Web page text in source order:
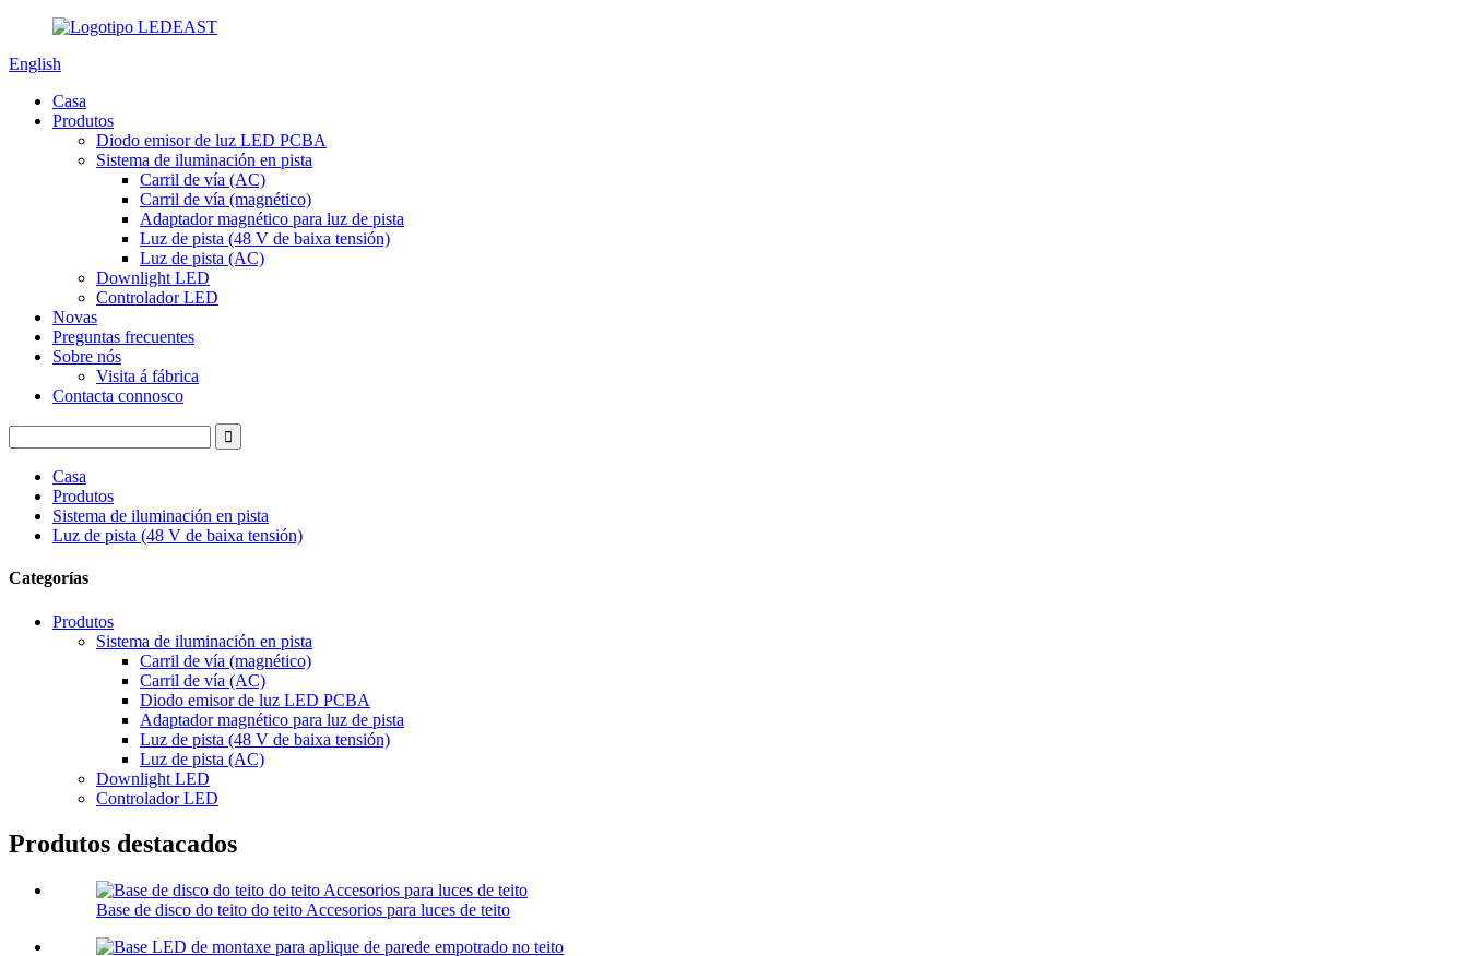
English
Casa
Produtos
Diodo emisor de luz LED PCBA
Sistema de iluminación en pista
Carril de vía (AC)
Carril de vía (magnético)
Adaptador magnético para luz de pista
Luz de pista (48 V de baixa tensión)
Luz de pista (AC)
Downlight LED
Controlador LED
Novas
Preguntas frecuentes
Sobre nós
Visita á fábrica
Contacta connosco
Casa
Produtos
Sistema de iluminación en pista
Luz de pista (48 V de baixa tensión)
Categorías
Produtos
Sistema de iluminación en pista
Carril de vía (magnético)
Carril de vía (AC)
Diodo emisor de luz LED PCBA
Adaptador magnético para luz de pista
Luz de pista (48 V de baixa tensión)
Luz de pista (AC)
Downlight LED
Controlador LED
Produtos destacados
Base de disco do teito do teito Accesorios para luces de teito